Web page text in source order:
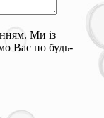
Ми із
Вас по будь-